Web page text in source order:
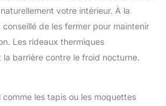
votre intérieur. À la
de les fermer pour maintenir
Les rideaux thermiques
la barrière contre le froid nocturne.
les tapis ou les moquettes